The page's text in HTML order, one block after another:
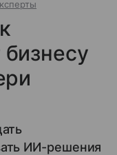
ИИ-решения